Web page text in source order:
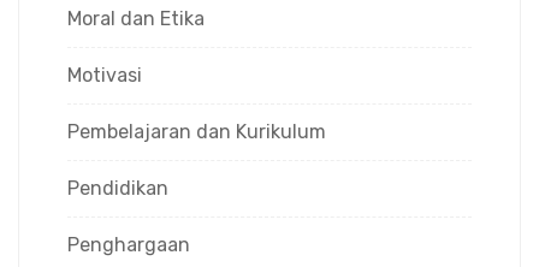
Moral dan Etika
Motivasi
Pembelajaran dan Kurikulum
Pendidikan
Penghargaan